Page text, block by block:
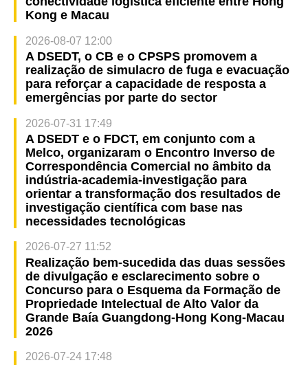
Kong e Macau
2026-08-07 12:00
A DSEDT, o CB e o CPSPS promovem a
realização de simulacro de fuga e evacuação
para reforçar a capacidade de resposta a
emergências por parte do sector
2026-07-31 17:49
A DSEDT e o FDCT, em conjunto com a
Melco, organizaram o Encontro Inverso de
Correspondência Comercial no âmbito da
indústria-academia-investigação para
orientar a transformação dos resultados de
investigação científica com base nas
necessidades tecnológicas
2026-07-27 11:52
Realização bem-sucedida das duas sessões
de divulgação e esclarecimento sobre o
Concurso para o Esquema da Formação de
Propriedade Intelectual de Alto Valor da
Grande Baía Guangdong-Hong Kong-Macau
2026
2026-07-24 17:48